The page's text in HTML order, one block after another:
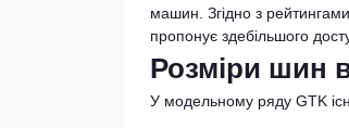
машин. Згідно з
пропонує здебільшого
Розміри шин
У модельному ряду GTK